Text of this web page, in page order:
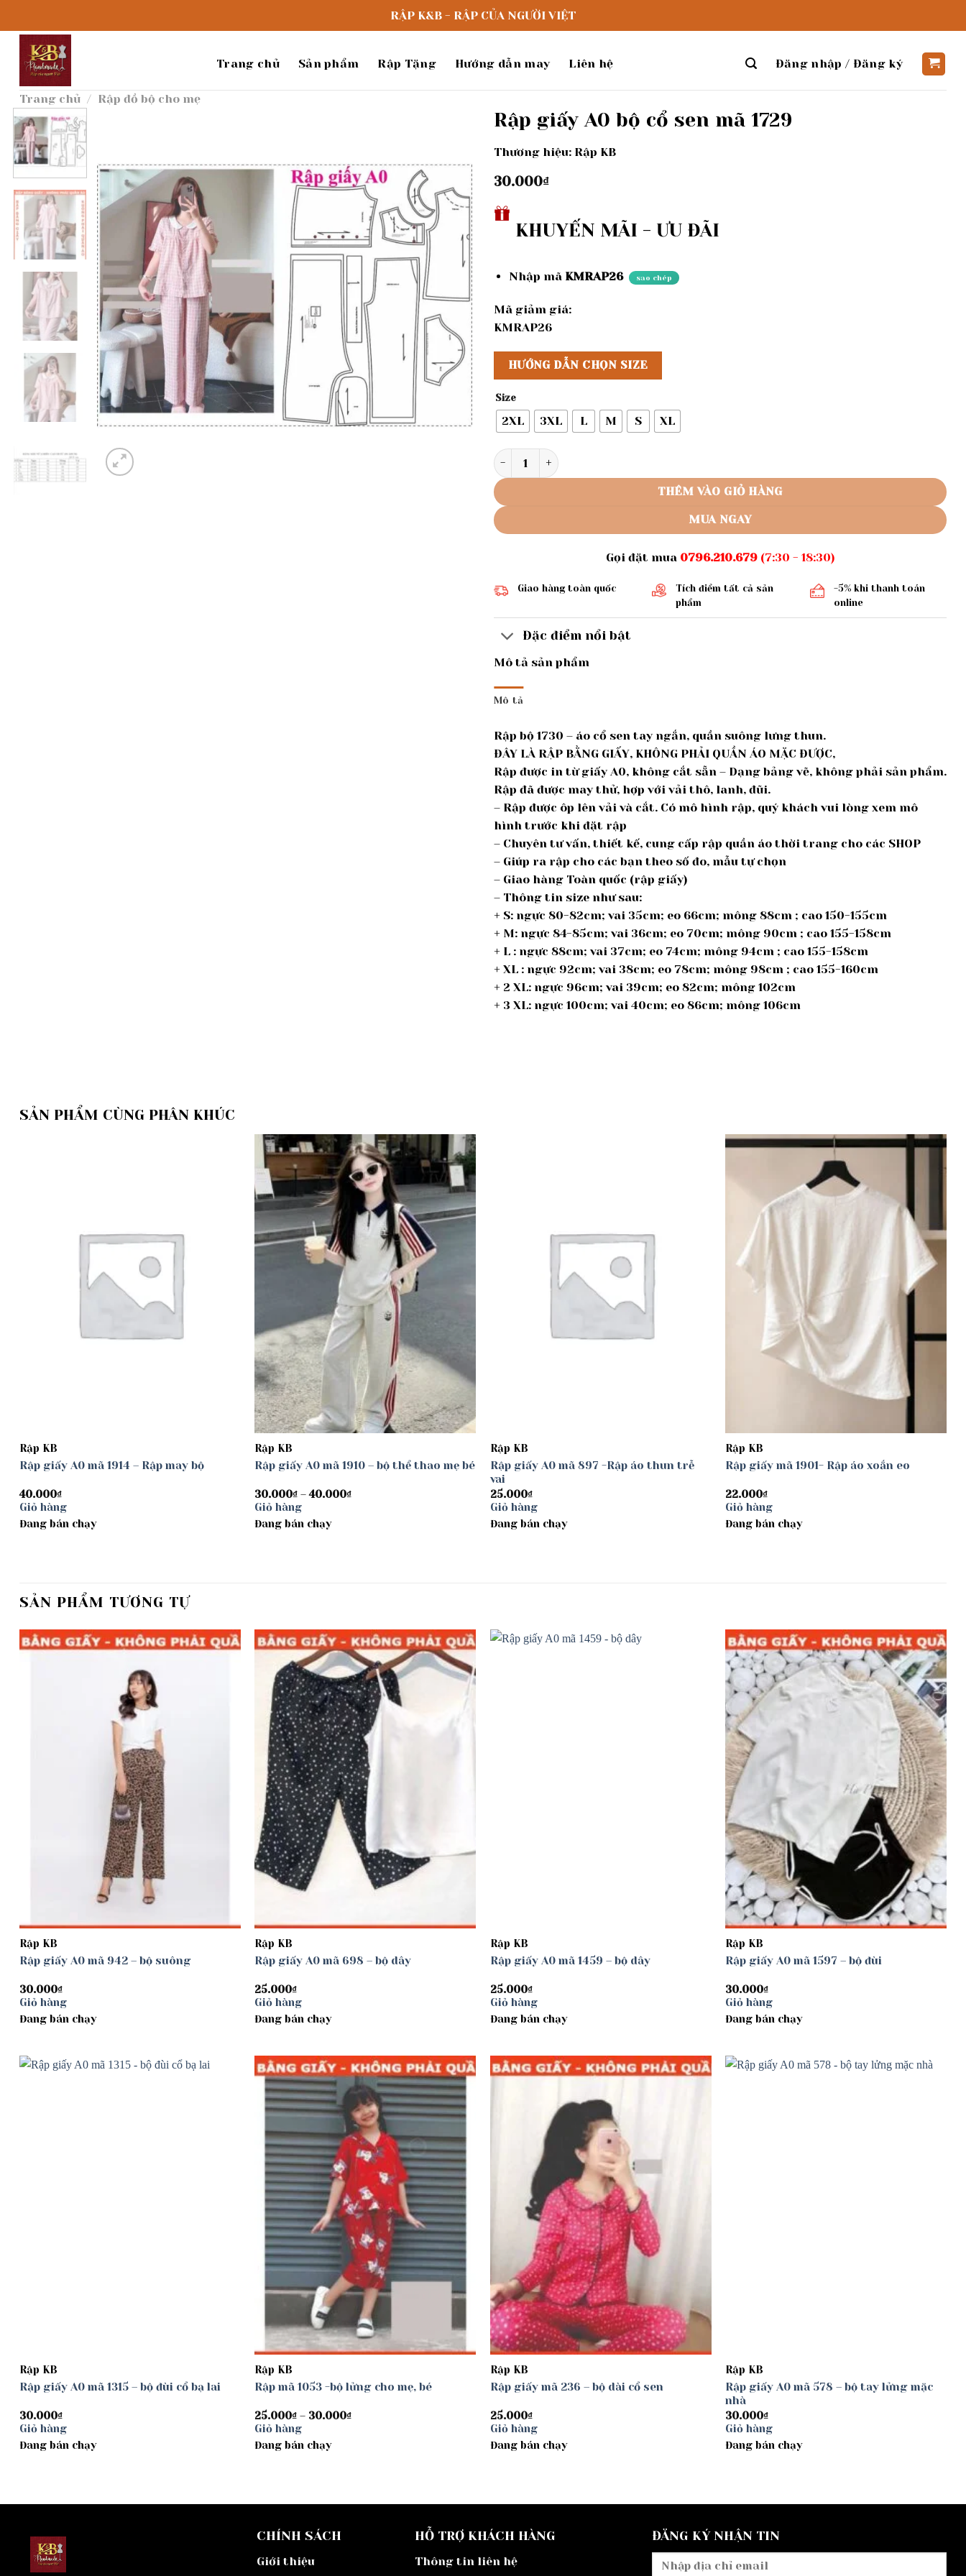
dung
RẬP K&B - RẬP CỦA NGƯỜI VIỆT
Trang chủ Sản phẩm Rập Tặng Hướng dẫn may Liên hệ Đăng nhập / Đăng ký
Trang chủ / Rập đồ bộ cho mẹ
wishlist
Rập giấy A0 bộ cổ sen mã 1729
Thương hiệu: Rập KB
30.000₫
KHUYẾN MÃI - ƯU ĐÃI
Nhập mã KMRAP26 sao chép
Mã giảm giá:
KMRAP26
HƯỚNG DẪN CHỌN SIZE
Size
2XL 3XL L M S XL
Rập giấy A0 bộ cổ sen mã 1729 số lượng
THÊM VÀO GIỎ HÀNG
MUA NGAY
Gọi đặt mua 0796.210.679(7:30 - 18:30)
Giao hàng toàn quốc
Tích điểm tất cả sản
phẩm
-5% khi thanh toán
online
Đặc điểm nổi bật
Mô tả sản phẩm
Mô tả
Rập bộ 1730 – áo cổ sen tay ngắn, quần suông lưng thun.
ĐÂY LÀ RẬP BẰNG GIẤY, KHÔNG PHẢI QUẦN ÁO MẶC ĐƯỢC,
Rập được in từ giấy A0, không cắt sẵn – Dạng bảng vẽ, không phải sản phẩm.
Rập đã được may thử, hợp với vải thô, lanh, đũi.
– Rập được ôp lên vải và cắt. Có mô hình rập, quý khách vui lòng xem mô
hình trước khi đặt rập
– Chuyên tư vấn, thiết kế, cung cấp rập quần áo thời trang cho các SHOP
– Giúp ra rập cho các bạn theo số đo, mẫu tự chọn
– Giao hàng Toàn quốc (rập giấy)
– Thông tin size như sau:
+ S: ngực 80-82cm; vai 35cm; eo 66cm; mông 88cm ; cao 150-155cm
+ M: ngực 84-85cm; vai 36cm; eo 70cm; mông 90cm ; cao 155-158cm
+ L : ngực 88cm; vai 37cm; eo 74cm; mông 94cm ; cao 155-158cm
+ XL : ngực 92cm; vai 38cm; eo 78cm; mông 98cm ; cao 155-160cm
+ 2 XL: ngực 96cm; vai 39cm; eo 82cm; mông 102cm
+ 3 XL: ngực 100cm; vai 40cm; eo 86cm; mông 106cm
SẢN PHẨM CÙNG PHÂN KHÚC
Rập KB
Rập giấy A0 mã 1914 – Rập may bộ
40.000₫
Giỏ hàng
Đang bán chạy
Add to
wishlist
Rập KB
Rập giấy A0 mã 1910 – bộ thể thao mẹ bé
30.000₫ – 40.000₫Khoảng
Giỏ hàng
Đang bán chạy
Rập KB
Rập giấy A0 mã 897 -Rập áo thun trễ
vai
25.000₫
Giỏ hàng
Đang bán chạy
Rập KB
Rập giấy mã 1901- Rập áo xoắn eo
22.000₫
Giỏ hàng
Đang bán chạy
SẢN PHẨM TƯƠNG TỰ
Rập KB
Rập giấy A0 mã 942 – bộ suông
30.000₫
Giỏ hàng
Đang bán chạy
Add to
wishlist
Rập KB
Rập giấy A0 mã 698 – bộ dây
25.000₫
Giỏ hàng
Đang bán chạy
Rập KB
Rập giấy A0 mã 1459 – bộ dây
25.000₫
Giỏ hàng
Đang bán chạy
Add to
wishlist
Rập KB
Rập giấy A0 mã 1597 – bộ đùi
30.000₫
Giỏ hàng
Đang bán chạy
Rập KB
Rập giấy A0 mã 1315 – bộ đùi cổ bạ lai
30.000₫
Giỏ hàng
Đang bán chạy
Add to
wishlist
Rập KB
Rập mã 1053 -bộ lửng cho mẹ, bé
25.000₫ – 30.000₫Khoảng
Giỏ hàng
Đang bán chạy
Rập KB
Rập giấy mã 236 – bộ dài cổ sen
25.000₫
Giỏ hàng
Đang bán chạy
Rập KB
Rập giấy A0 mã 578 – bộ tay lửng mặc
nhà
30.000₫
Giỏ hàng
Đang bán chạy
CHÍNH SÁCH
Giới thiệu
HỖ TRỢ KHÁCH HÀNG
Thông tin liên hệ
ĐĂNG KÝ NHẬN TIN